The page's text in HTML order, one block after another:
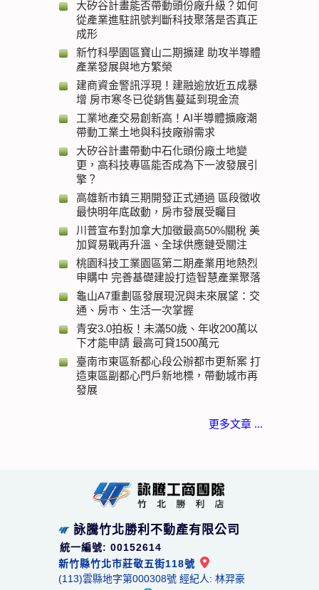
大矽谷計畫能否帶動頭份廠升級？如何
從產業進駐訊號判斷科技聚落是否真正
成形
新竹科學園區寶山二期擴建 助攻半導體
產業發展與地方繁榮
建商資金警訊浮現！建融逾放近五成暴
增 房市寒冬已從銷售蔓延到現金流
工業地產交易創新高！AI半導體擴廠潮
帶動工業土地與科技廠辦需求
大矽谷計畫帶動中石化頭份廠土地變
更，高科技專區能否成為下一波發展引
擎？
高雄新市鎮三期開發正式通過 區段徵收
最快明年底啟動，房市發展受矚目
川普宣布對加拿大加徵最高50%關稅 美
加貿易戰再升溫、全球供應鏈受關注
桃園科技工業園區第二期產業用地熱烈
申購中 完善基礎建設打造智慧產業聚落
龜山A7重劃區發展現況與未來展望：交
通、房市、生活一次掌握
青安3.0拍板！未滿50歲、年收200萬以
下才能申請 最高可貸1500萬元
臺南市東區新都心段公辦都市更新案 打
造東區副都心門戶新地標，帶動城市再
發展
更多文章 ...
詠騰竹北勝利不動產有限公司
統一編號: 00152614
新竹縣竹北市莊敬五街118號
(113)雲縣地字第000308號 經紀人: 林羿豪